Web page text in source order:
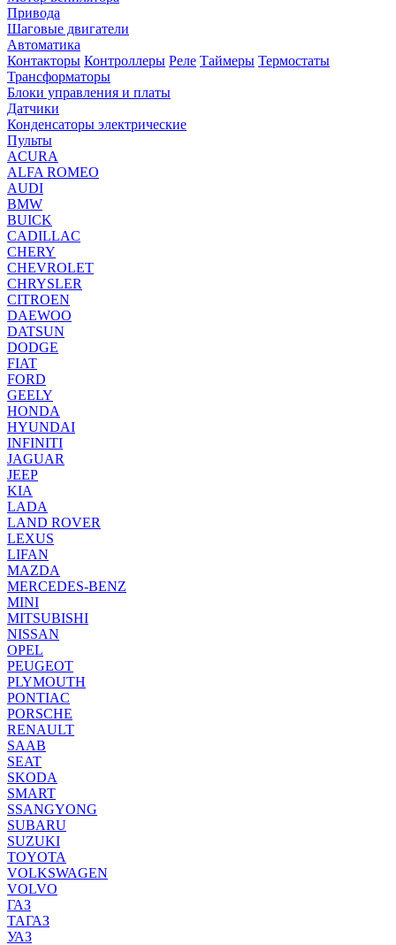
Привода
Шаговые двигатели
Автоматика
Контакторы Контроллеры Реле Таймеры Термостаты
Трансформаторы
Блоки управления и платы
Датчики
Конденсаторы электрические
Пульты
ACURA
ALFA ROMEO
AUDI
BMW
BUICK
CADILLAC
CHERY
CHEVROLET
CHRYSLER
CITROEN
DAEWOO
DATSUN
DODGE
FIAT
FORD
GEELY
HONDA
HYUNDAI
INFINITI
JAGUAR
JEEP
KIA
LADA
LAND ROVER
LEXUS
LIFAN
MAZDA
MERCEDES-BENZ
MINI
MITSUBISHI
NISSAN
OPEL
PEUGEOT
PLYMOUTH
PONTIAC
PORSCHE
RENAULT
SAAB
SEAT
SKODA
SMART
SSANGYONG
SUBARU
SUZUKI
TOYOTA
VOLKSWAGEN
VOLVO
ГАЗ
ТАГАЗ
УАЗ